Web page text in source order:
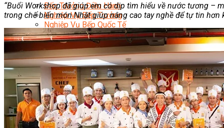
Bếp Trưởng Điều Hành
Nghiệp Vụ Bếp Trưởng
Nghiệp Vụ Bếp Quốc Tế
Nghiệp Vụ Bếp Trưởng Bếp Việt
Nghiệp Vụ Bếp Trưởng Bếp Âu
Nghiệp Vụ Bếp Trưởng Bếp Á
Nghiệp Vụ Bếp Trưởng Bếp Nhật
Nghiệp Vụ Bếp Trưởng Bếp Hoa
Nghiệp Vụ Bếp Hàn
Nghiệp Vụ Bếp Thái
Nghiệp Vụ Bếp Chay
Nghiệp Vụ Quản Lý Bếp
Nghiệp Vụ Cấp Dưỡng
“Buổi Workshop đã giúp em có dịp tìm hiểu về nước tương –
trong chế biến món Nhật giúp nâng cao tay nghề để tự tin